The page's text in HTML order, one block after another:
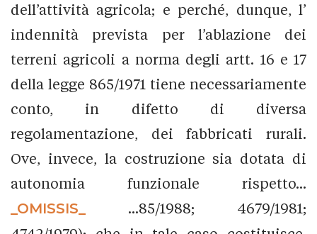
dell’attività agricola; e perché, dunque, l’
indennità prevista per l’ablazione dei
terreni agricoli a norma degli artt. 16 e 17
della legge 865/1971 tiene necessariamente
conto, in difetto di diversa
regolamentazione, dei fabbricati rurali.
Ove, invece, la costruzione sia dotata di
autonomia funzionale rispetto...
_OMISSIS_
...85/1988; 4679/1981;